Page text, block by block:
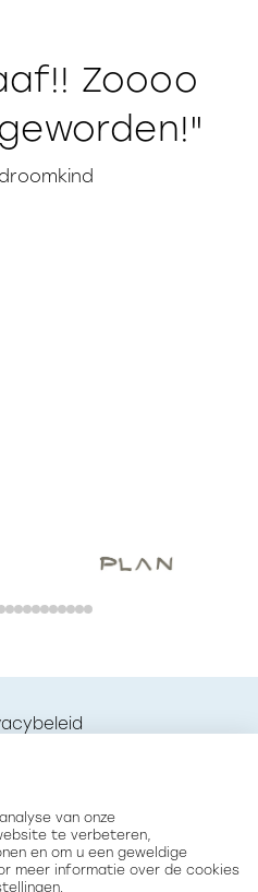
Zoooo
van onze
te verbeteren,
en om u een geweldige
meer informatie over de cookies